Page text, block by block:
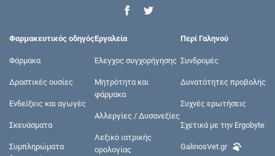
Φαρμακευτικός οδηγός
Φάρμακα
Δραστικές ουσίες
Ενδείξεις και αγωγές
Σκευάσματα
Συμπληρώματα
Εργαλεία
Έλεγχος συγχορήγησης
Μητρότητα και
φάρμακα
Αλλεργίες / Δυσανεξίες
Λεξικό ιατρικής
ορολογίας
Περί Γαληνού
Συνδρομές
Δυνατότητες προβολής
Συχνές ερωτήσεις
Σχετικά με την Ergobyte
GalinosVet.gr